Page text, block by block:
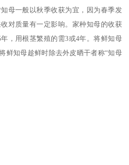
母一般以秋季收获为宜，因为春季发
对质量有一定影响。家种知母的收获
，用根茎繁殖的需3或4年。将鲜知母
鲜知母趁鲜时除去外皮晒干者称“知母